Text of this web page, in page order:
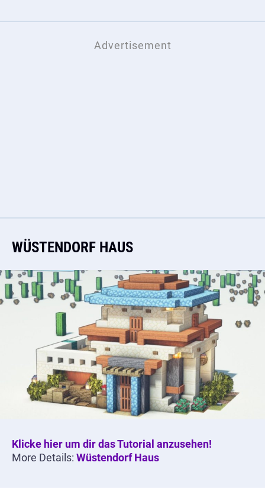
WÜSTENDORF HAUS
Klicke hier um dir das Tutorial anzusehen!
More Details: Wüstendorf Haus